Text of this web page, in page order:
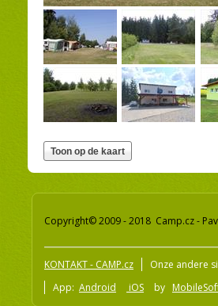
Copyright© 2009 - 2018 Camp.cz -
KONTAKT - CAMP.cz Onze andere
App: Android iOS by